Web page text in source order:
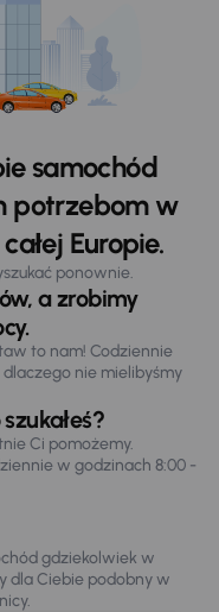
samochód
potrzebom w
Europie.
ponownie.
a zrobimy
to nam! Codziennie
nie mielibyśmy
Ci pomożemy.
w godzinach 8:00 -
gdziekolwiek w
dla Ciebie podobny w